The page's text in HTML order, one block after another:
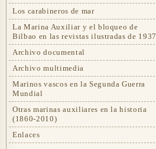
Los carabineros de mar
La Marina Auxiliar y el bloqueo de
Bilbao en las revistas ilustradas de 1937
Archivo documental
Archivo multimedia
Marinos vascos en la Segunda Guerra
Mundial
Otras marinas auxiliares en la historia
(1860-2010)
Enlaces